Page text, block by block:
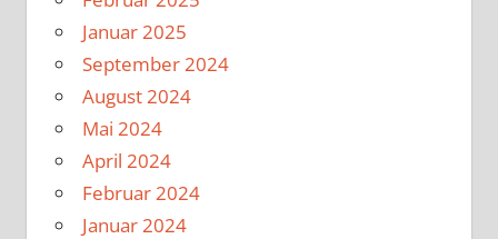
Januar 2025
September 2024
August 2024
Mai 2024
April 2024
Februar 2024
Januar 2024